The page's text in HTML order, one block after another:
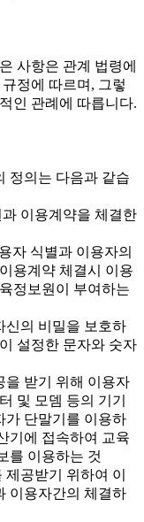
사항은 관계 법령에
정에 따르며, 그렇
인 관례에 따릅니다.
정의는 다음과 같습
이용계약을 체결한
자 식별과 이용자의
용계약 체결시 이용
정보원이 부여하는
의 비밀을 보호하
설정한 문자와 숫자
받기 위해 이용자
및 모뎀 등의 기기
단말기를 이용하
기에 접속하여 교육
를 이용하는 것
공받기 위하여 이
이용자간의 체결하